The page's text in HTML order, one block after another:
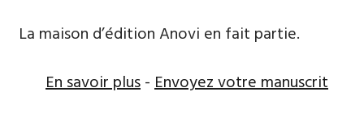
La maison d’édition Anovi en fait partie.
En savoir plus-Envoyez votre manuscrit